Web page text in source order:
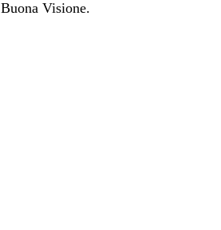
Buona Visione.